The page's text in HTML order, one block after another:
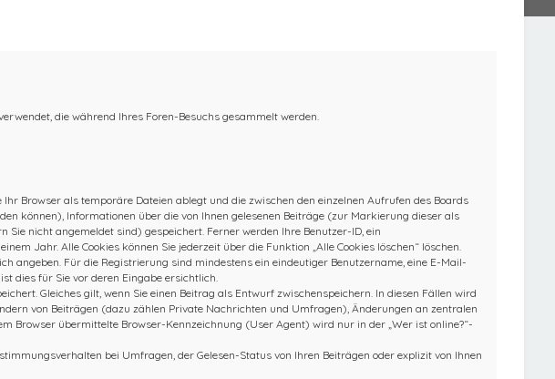
die während Ihres Foren-Besuchs gesammelt werden.
Browser als temporäre Dateien ablegt und die zwischen den einzelnen Aufrufen des Boards
können), Informationen über die von Ihnen gelesenen Beiträge (zur Markierung dieser als
nicht angemeldet sind) gespeichert. Ferner werden Ihre Benutzer-ID, ein
Jahr. Alle Cookies können Sie jederzeit über die Funktion „Alle Cookies löschen“ löschen.
angeben. Für die Registrierung sind mindestens ein eindeutiger Benutzername, eine E-Mail-
dies für Sie vor deren Eingabe ersichtlich.
Gleiches gilt, wenn Sie einen Beitrag als Entwurf zwischenspeichern. In diesen Fällen wird
von Beiträgen (dazu zählen Private Nachrichten und Umfragen), Änderungen an zentralen
Browser übermittelte Browser-Kennzeichnung (User Agent) wird nur in der „Wer ist online?“-
bei Umfragen, der Gelesen-Status von Ihren Beiträgen oder explizit von Ihnen